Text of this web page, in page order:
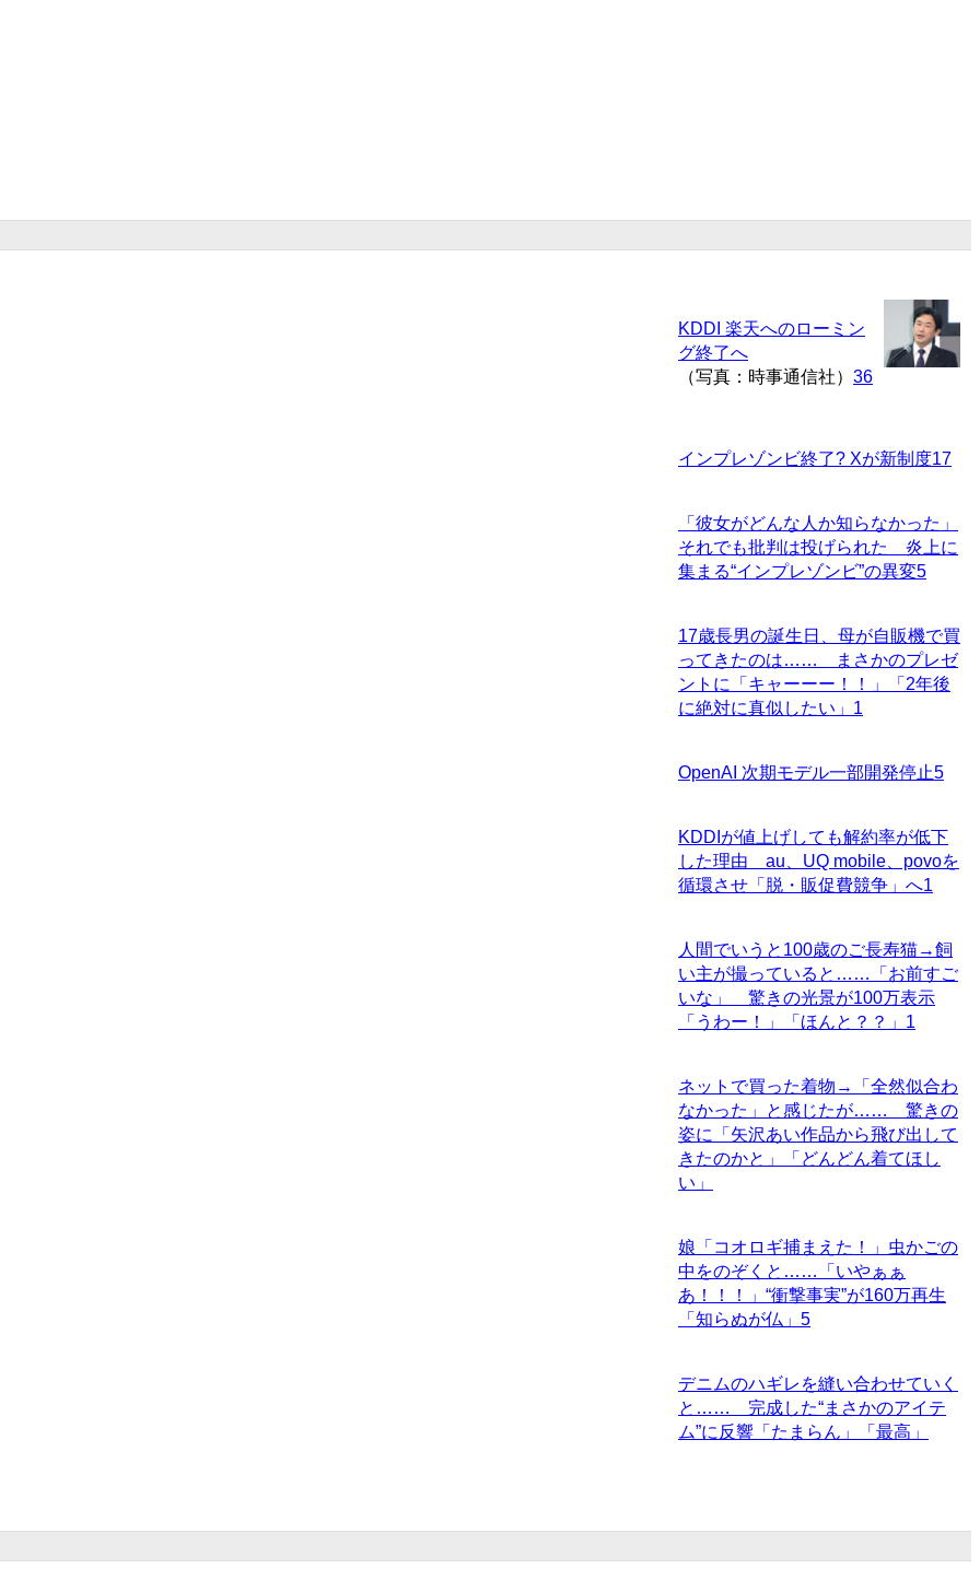
KDDI 楽天へのローミン
グ終了へ
（写真：時事通信社） 36
インプレゾンビ終了? Xが新制度17
「彼女がどんな人か知らなかった」
それでも批判は投げられた 炎上に
集まる“インプレゾンビ”の異変5
17歳長男の誕生日、母が自販機で買
ってきたのは…… まさかのプレゼ
ントに「キャーーー！！」「2年後
に絶対に真似したい」 1
OpenAI 次期モデル一部開発停止5
KDDIが値上げしても解約率が低下
した理由 au、UQ mobile、povoを
循環させ「脱・販促費競争」へ1
人間でいうと100歳のご長寿猫→飼
い主が撮っていると……「お前すご
いな」 驚きの光景が100万表示
「うわー！」「ほんと？？」 1
ネットで買った着物→「全然似合わ
なかった」と感じたが…… 驚きの
姿に「矢沢あい作品から飛び出して
きたのかと」「どんどん着てほし
い」
娘「コオロギ捕まえた！」虫かごの
中をのぞくと……「いやぁぁ
あ！！！」“衝撃事実”が160万再生
「知らぬが仏」 5
デニムのハギレを縫い合わせていく
と…… 完成した“まさかのアイテ
ム”に反響「たまらん」「最高」